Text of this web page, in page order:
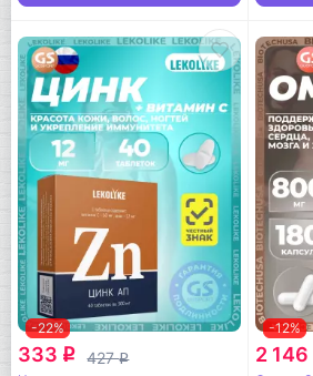
-22%
333 q 427q
-12%
2 146